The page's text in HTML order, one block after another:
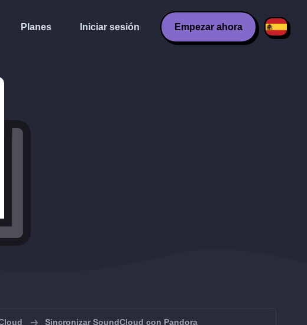
Planes Iniciar sesión Empezar ahora
Sincronizar SoundCloud con Pandora